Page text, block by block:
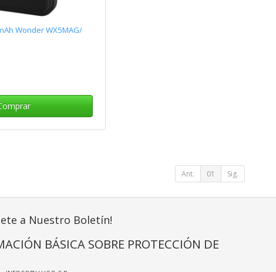
Wonder WX5MAG/
Ant. 01 Sig.
a Nuestro Boletín!
BÁSICA SOBRE PROTECCIÓN DE